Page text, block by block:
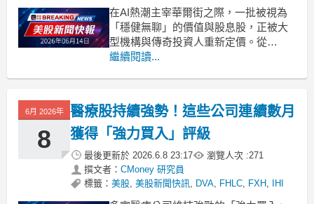
在AI熱潮主宰華爾街之際，一批被視為
「穩健無聊」的價值與股息股，正被大
型機構與傳奇投資人重新定價。從
American Express、Coca-Cola到
資金正從成長故事轉向現金流與防禦性
資產。 .badgepric
繼續閱讀...
6月 2026年
8
醫療股持續強勢！這些公司連續數月
獲得「強力買入」評級
最後更新於 2026.6.8 23:17 瀏覽人次 :271
撰文者： CMoney 研究員
標籤： 美股, 美股新聞快訊, DVA, FHLC, FXH, IHI